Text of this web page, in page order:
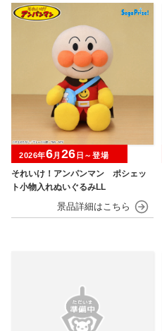
それいけ！アンパンマン ポシェッ
ト小物入れぬいぐるみLL
2026年6月 26 日～登場